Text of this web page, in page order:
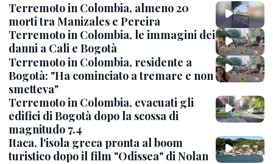
Terremoto in Colombia, almeno 20
morti tra Manizales e Pereira
Terremoto in Colombia, le immagini dei
danni a Cali e Bogotà
Terremoto in Colombia, residente a
Bogotà: "Ha cominciato a tremare e non
smetteva"
Terremoto in Colombia, evacuati gli
edifici di Bogotà dopo la scossa di
magnitudo 7.4
Itaca, l'isola greca pronta al boom
turistico dopo il film "Odissea" di Nolan